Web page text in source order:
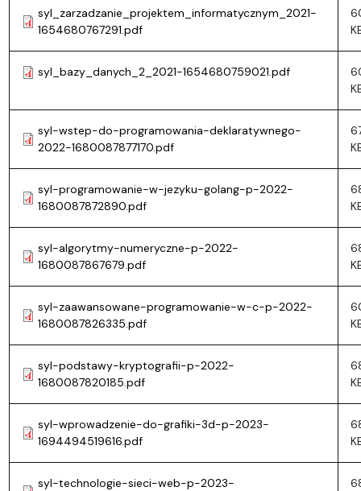
syl_zarzadzanie_projektem_informatycznym_2021-
1654680767291.pdf
syl_bazy_danych_2_2021-1654680759021.pdf
syl-wstep-do-programowania-deklaratywnego-
2022-1680087877170.pdf
syl-programowanie-w-jezyku-golang-p-2022-
1680087872890.pdf
syl-algorytmy-numeryczne-p-2022-
1680087867679.pdf
syl-zaawansowane-programowanie-w-c-p-2022-
1680087826335.pdf
syl-podstawy-kryptografii-p-2022-
1680087820185.pdf
syl-wprowadzenie-do-grafiki-3d-p-2023-
1694494519616.pdf
syl-technologie-sieci-web-p-2023-